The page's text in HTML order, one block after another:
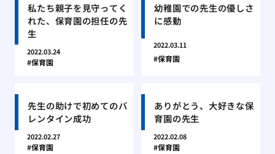
私たち親子を見守ってく
れた、保育園の担任の先
生
2022.03.24
保育園
幼稚園での先生の優しさ
に感動
2022.03.11
保育園
先生の助けで初めてのバ
レンタイン成功
2022.02.27
保育園
ありがとう、大好きな保
育園の先生
2022.02.08
保育園